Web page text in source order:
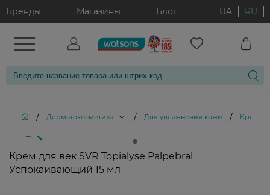
Бренды Магазины Блог UA RU
/ Дерматокосметика / Для увлажнения кожи / Крем
Крем для век SVR Topialyse Palpebral
Успокаивающий 15 мл